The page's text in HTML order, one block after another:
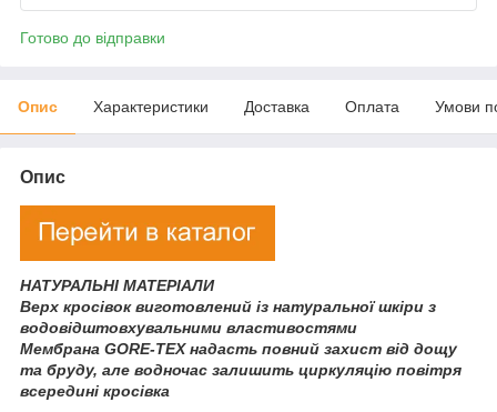
Готово до відправки
Опис Характеристики Доставка Оплата Умови
Опис
НАТУРАЛЬНІ МАТЕРІАЛИ
Верх кросівок виготовлений із натуральної шкіри з
водовідштовхувальними властивостями
Мембрана GORE-TEX надасть повний захист від дощу
та бруду, але водночас залишить циркуляцію повітря
всередині кросівка